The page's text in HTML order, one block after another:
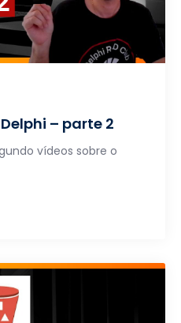
– parte 2
vídeos sobre o